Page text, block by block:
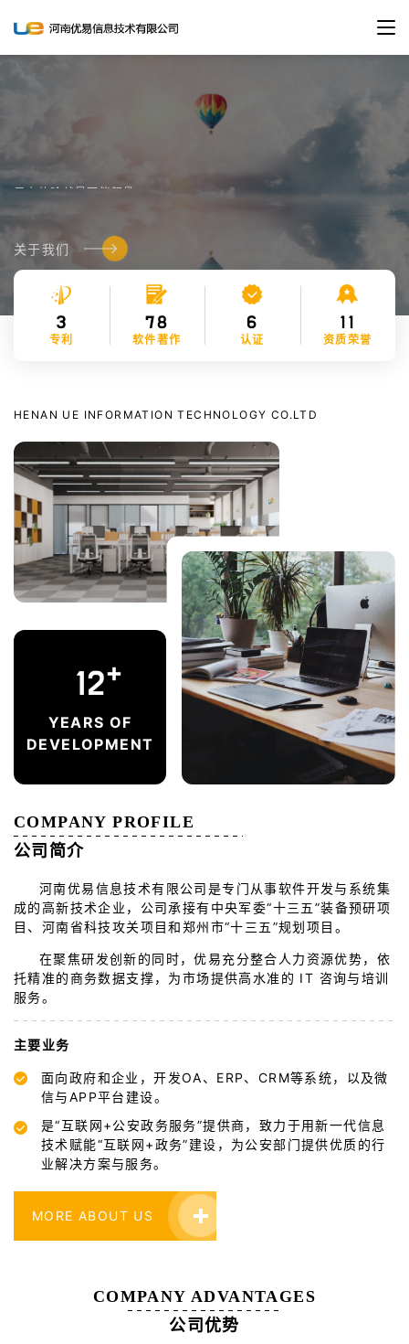
USER EXPERIENCE IS THE
用户体验就是万能钥匙
关于我们
USER EXPERIENCE IS THE
用户体验就是万能钥匙
关于我们
3
专利
78
软件著作
6
认证
11
资质荣誉
HENAN UE INFORMATION TECHNOLOGY CO.LTD
12
YEARS OF
DEVELOPMENT
COMPANY PROFILE
公司简介
河南优易信息技术有限公司是专门从事软件开发与系统集
成的高新技术企业，公司承接有中央军委“十三五”装备预研项
目、河南省科技攻关项目和郑州市“十三五”规划项目。
在聚焦研发创新的同时，优易充分整合人力资源优势，依
托精准的商务数据支撑，为市场提供高水准的 IT 咨询与培训
服务。
主要业务
面向政府和企业，开发OA、ERP、CRM等系统，以及微
信与APP平台建设。
是“互联网+公安政务服务”提供商，致力于用新一代信息
技术赋能“互联网+政务”建设，为公安部门提供优质的行
业解决方案与服务。
MORE ABOUT US
COMPANY ADVANTAGES
公司优势